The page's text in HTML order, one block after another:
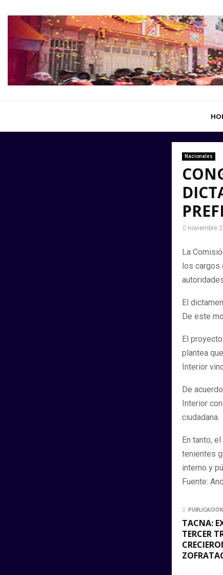
Nacionales
noviembre
La
los cargos
El
De este
El
plantea
Interior
De
Interior
ciudadana.
En tanto,
tenientes
interno y
Fuente:
TACNA:
TERCER